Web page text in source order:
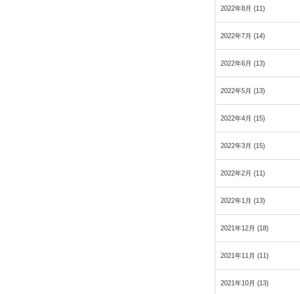
2022年8月 (11)
2022年7月 (14)
2022年6月 (13)
2022年5月 (13)
2022年4月 (15)
2022年3月 (15)
2022年2月 (11)
2022年1月 (13)
2021年12月 (18)
2021年11月 (11)
2021年10月 (13)